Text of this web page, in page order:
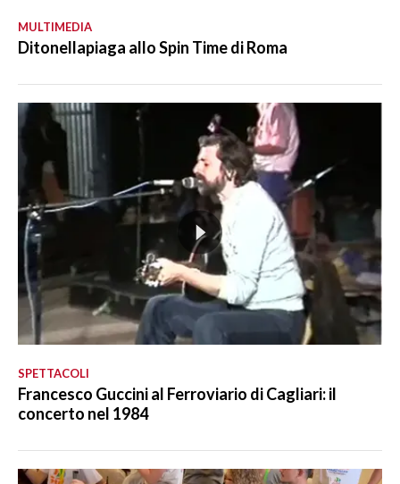
MULTIMEDIA
Ditonellapiaga allo Spin Time di Roma
SPETTACOLI
Francesco Guccini al Ferroviario di Cagliari: il
concerto nel 1984